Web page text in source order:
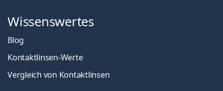
Wissenswertes
Blog
Kontaktlinsen-Werte
Vergleich von Kontaktlinsen